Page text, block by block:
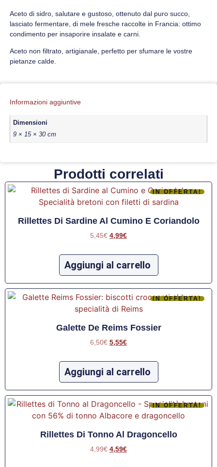
Aceto di sidro, salutare e gustoso, ottenuto dal puro succo,
lasciato fermentare, di mele fresche raccolte in Francia: ottimo
condimento per insaporire insalate e carni.
Aceto non filtrato, artigianale, perfetto per sfumare le vostre
pietanze calde.
Informazioni aggiuntive
Dimensioni
9 × 15 × 30 cm
Prodotti correlati
IN OFFERTA!
Rillettes Di Sardine Al Cumino E Coriandolo
5,45€ 4,99€
Aggiungi al carrello
IN OFFERTA!
Galette De Reims Fossier
6,50€ 5,55€
Aggiungi al carrello
IN OFFERTA!
Rillettes Di Tonno Al Dragoncello
4,99€ 4,59€